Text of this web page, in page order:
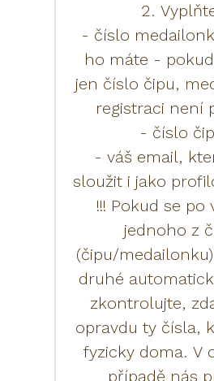
2.
- číslo
ho máte -
jen číslo čipu,
registraci není
- číslo
- váš email,
sloužit i jako
!!! Pokud se po
jednoho z
(čipu/
druhé
zkontrolujte,
opravdu ty čísla,
fyzicky doma. V
případě nás